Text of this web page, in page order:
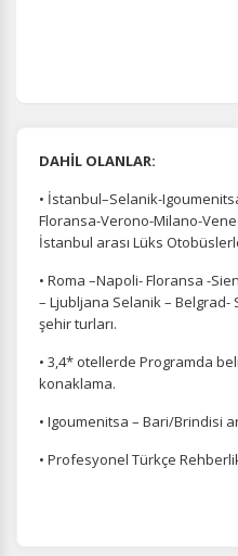
DAHİL OLANLAR:
• İstanbul–Selanik-
Floransa-Verono-Milano-
İstanbul arası Lüks
• Roma –Napoli- Floransa -
– Ljubljana Selanik – Belgrad-
şehir turları.
• 3,4* otellerde Programda
konaklama.
• Igoumenitsa – Bari/Brindisi
• Profesyonel Türkçe